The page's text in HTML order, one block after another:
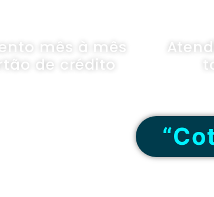
mês à mês
de crédito